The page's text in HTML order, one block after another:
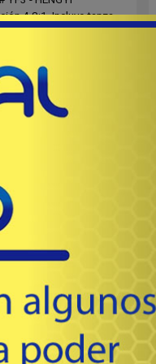
4.8:1. Incluye tanza.
para ver variantes.
/ 3: 0.35 / 170 mts.
/ 3: 0.40 / 210 mts.
USD 24
Comprar